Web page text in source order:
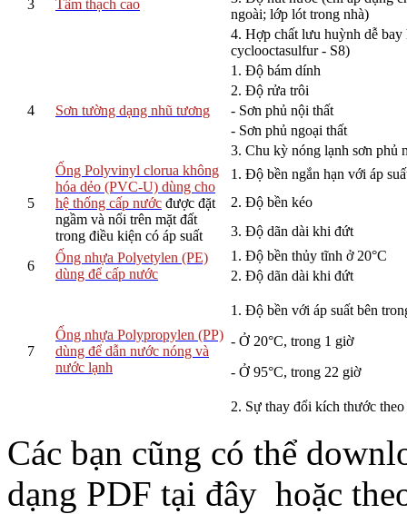
3 Tấm thạch cao
ngoài; lớp lót trong nhà)
4. Hợp chất lưu huỳnh dễ
cyclooctasulfur - S8)
4 Sơn tường dạng nhũ tương
1. Độ bám dính
2. Độ rửa trôi
- Sơn phủ nội thất
- Sơn phủ ngoại thất
3. Chu kỳ nóng lạnh sơn phủ
5
Ống Polyvinyl clorua không
hóa dẻo (PVC-U) dùng cho
hệ thống cấp nước được đặt
ngầm và nổi trên mặt đất
trong điều kiện có áp suất
1. Độ bền ngắn hạn với áp
2. Độ bền kéo
3. Độ dãn dài khi đứt
6
Ống nhựa Polyetylen (PE)
dùng để cấp nước
1. Độ bền thủy tĩnh ở 20°C
2. Độ dãn dài khi đứt
7
Ống nhựa Polypropylen (PP)
dùng để dẫn nước nóng và
nước lạnh
1. Độ bền với áp suất bên
- Ở 20°C, trong 1 giờ
- Ở 95°C, trong 22 giờ
2. Sự thay đổi kích thước
Các bạn cũng có thể
dạng PDF tại đây hoặc